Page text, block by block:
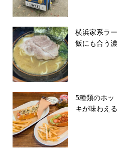
横浜家系ラ
飯にも合う
5種類のホッ
キが味わえ